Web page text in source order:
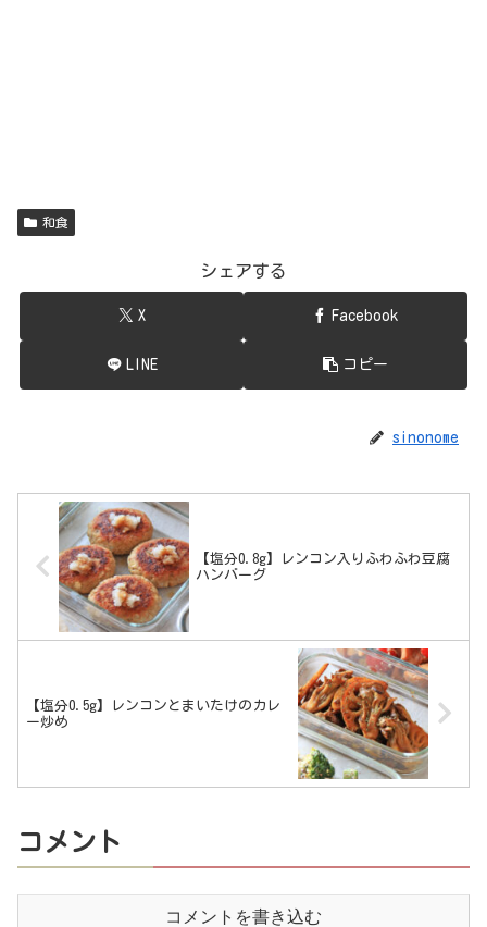
和食
シェアする
X Facebook
LINE コピー
sinonome
【塩分0.8g】レンコン入りふわふわ豆腐
ハンバーグ
【塩分0.5g】レンコンとまいたけのカレ
ー炒め
コメント
コメントを書き込む